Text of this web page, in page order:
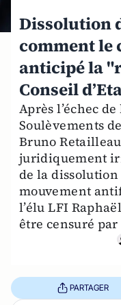
Dissolution
comment le
anticipé la
Conseil
Après l’échec
Soulèvements
Bruno
juridiquement
de la dissolution
mouvement
l’élu LFI
être censuré par
PARTAGER